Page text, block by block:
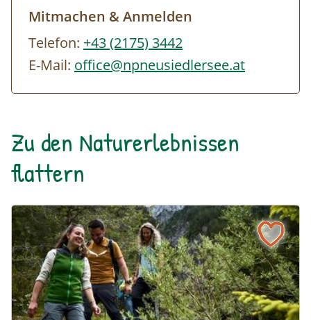
Mitmachen & Anmelden
Telefon: +43 (2175) 3442
E-Mail: office@npneusiedlersee.at
Zu den Naturerlebnissen
flattern